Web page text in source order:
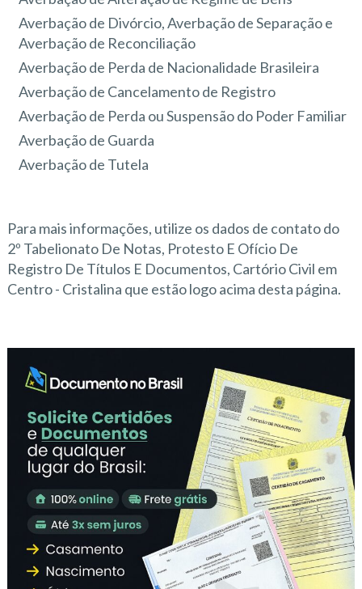
Averbação de Divórcio, Averbação de Separação e
Averbação de Reconciliação
Averbação de Perda de Nacionalidade Brasileira
Averbação de Cancelamento de Registro
Averbação de Perda ou Suspensão do Poder Familiar
Averbação de Guarda
Averbação de Tutela
Para mais informações, utilize os dados de contato do
2º Tabelionato De Notas, Protesto E Ofício De
Registro De Títulos E Documentos, Cartório Civil em
Centro - Cristalina que estão logo acima desta página.